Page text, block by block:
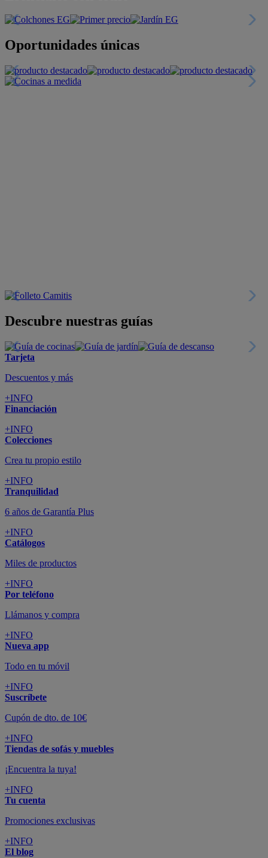
Oportunidades únicas
Descubre nuestras guías
Tarjeta
Descuentos y más
+INFO
Financiación
+INFO
Colecciones
Crea tu propio estilo
+INFO
Tranquilidad
6 años de Garantía Plus
+INFO
Catálogos
Miles de productos
+INFO
Por teléfono
Llámanos y compra
+INFO
Nueva app
Todo en tu móvil
+INFO
Suscríbete
Cupón de dto. de 10€
+INFO
Tiendas de sofás y muebles
¡Encuentra la tuya!
+INFO
Tu cuenta
Promociones exclusivas
+INFO
El blog